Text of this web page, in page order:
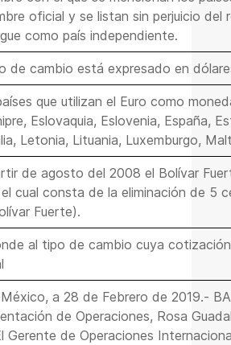
oficial y se listan sin perjuicio del
como país independiente.
de cambio está expresado en
que utilizan el Euro como
Eslovaquia, Eslovenia, España,
Letonia, Lituania, Luxemburgo,
de agosto del 2008 el Bolívar
cual consta de la eliminación de 5
Fuerte).
al tipo de cambio cuya
a 28 de Febrero de 2019.-
de Operaciones, Rosa
Gerente de Operaciones